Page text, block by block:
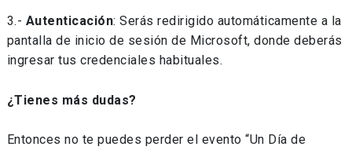
3.- Autenticación: Serás redirigido automáticamente a la
pantalla de inicio de sesión de Microsoft, donde deberás
ingresar tus credenciales habituales.
¿Tienes más dudas?
Entonces no te puedes perder el evento “Un Día de